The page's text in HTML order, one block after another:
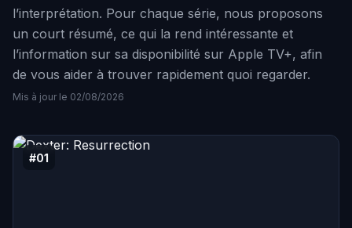
l’interprétation. Pour chaque série, nous proposons
un court résumé, ce qui la rend intéressante et
l’information sur sa disponibilité sur Apple TV+, afin
de vous aider à trouver rapidement quoi regarder.
Mis à jour le 02/08/2026
#01